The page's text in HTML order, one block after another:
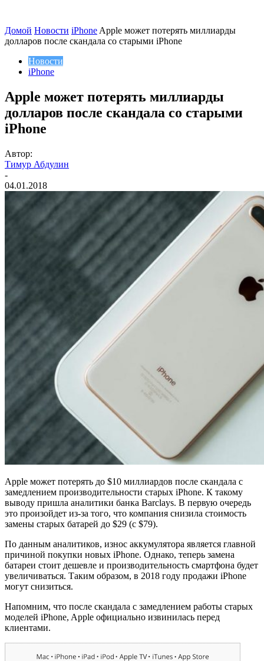
Домой Новости iPhone Apple может потерять миллиарды
долларов после скандала со старыми iPhone
Новости
iPhone
Apple может потерять миллиарды
долларов после скандала со старыми
iPhone
Автор:
Тимур Абдулин
-
04.01.2018
Apple может потерять до $10 миллиардов после скандала с
замедлением производительности старых iPhone. К такому
выводу пришла аналитики банка Barclays. В первую очередь
это произойдет из-за того, что компания снизила стоимость
замены старых батарей до $29 (с $79).
По данным аналитиков, износ аккумулятора является главной
причиной покупки новых iPhone. Однако, теперь замена
батареи стоит дешевле и производительность смартфона будет
увеличиваться. Таким образом, в 2018 году продажи iPhone
могут снизиться.
Напомним, что после скандала с замедлением работы старых
моделей iPhone, Apple официально извинилась перед
клиентами.